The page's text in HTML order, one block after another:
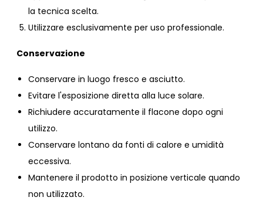
la tecnica scelta.
Utilizzare esclusivamente per uso professionale.
Conservazione
Conservare in luogo fresco e asciutto.
Evitare l'esposizione diretta alla luce solare.
Richiudere accuratamente il flacone dopo ogni
utilizzo.
Conservare lontano da fonti di calore e umidità
eccessiva.
Mantenere il prodotto in posizione verticale quando
non utilizzato.